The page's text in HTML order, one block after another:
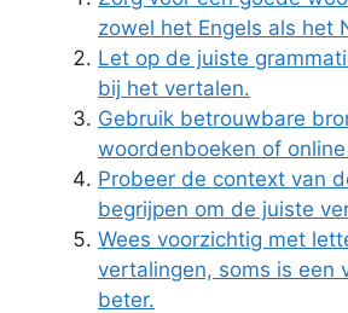
zowel het Engels als het
Let op de juiste
bij het vertalen.
Gebruik betrouwbare
woordenboeken of
Probeer de context van
begrijpen om de juiste
Wees voorzichtig met
vertalingen, soms is een
beter.